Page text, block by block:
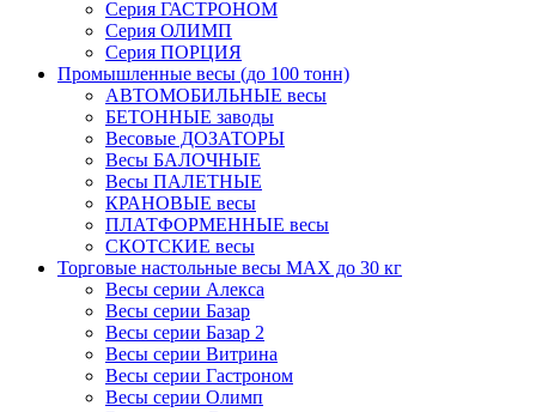
Серия ГАСТРОНОМ
Серия ОЛИМП
Серия ПОРЦИЯ
Промышленные весы (до 100 тонн)
АВТОМОБИЛЬНЫЕ весы
БЕТОННЫЕ заводы
Весовые ДОЗАТОРЫ
Весы БАЛОЧНЫЕ
Весы ПАЛЕТНЫЕ
КРАНОВЫЕ весы
ПЛАТФОРМЕННЫЕ весы
СКОТСКИЕ весы
Торговые настольные весы MAX до 30 кг
Весы серии Алекса
Весы серии Базар
Весы серии Базар 2
Весы серии Витрина
Весы серии Гастроном
Весы серии Олимп